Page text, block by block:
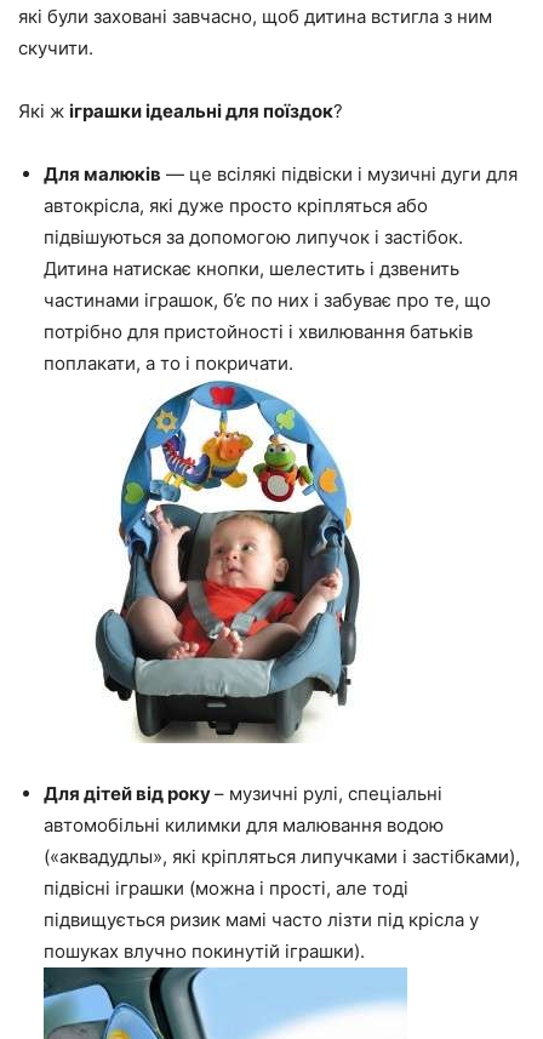
які були заховані завчасно, щоб дитина встигла з ним
скучити.
Які ж іграшки ідеальні для поїздок?
Для малюків — це всілякі підвіски і музичні дуги для
автокрісла, які дуже просто кріпляться або
підвішуються за допомогою липучок і застібок.
Дитина натискає кнопки, шелестить і дзвенить
частинами іграшок, б’є по них і забуває про те, що
потрібно для пристойності і хвилювання батьків
поплакати, а то і покричати.
Для дітей від року– музичні рулі, спеціальні
автомобільні килимки для малювання водою
(«аквадудлы», які кріпляться липучками і застібками),
підвісні іграшки (можна і прості, але тоді
підвищується ризик мамі часто лізти під крісла у
пошуках влучно покинутій іграшки).